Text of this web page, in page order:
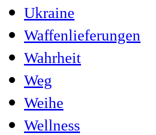
Ukraine
Waffenlieferungen
Wahrheit
Weg
Weihe
Wellness